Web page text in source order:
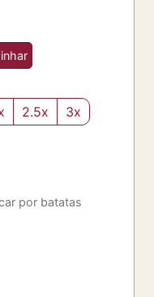
2.5x 3x
por batatas